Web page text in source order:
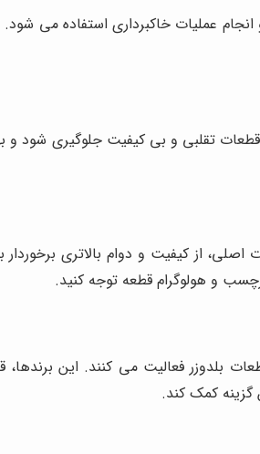
تقلبی و بی کیفیت جلوگیری شود و
از کیفیت و دوام بالاتری برخوردار
و هولوگرام قطعه توجه کنید.
بلدوزر فعالیت می کنند. این
گزینه کمک کند.